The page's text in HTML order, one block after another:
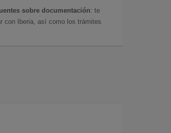
sobre documentación: te
con Iberia, así como los trámites